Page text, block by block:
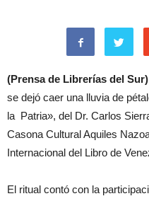
(Prensa de Librerías del
se dejó caer una lluvia de
la Patria», del Dr. Carlos
Casona Cultural Aquiles
Internacional del Libro de
El ritual contó con la